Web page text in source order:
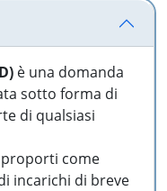
è una domanda
sotto forma di
di qualsiasi
come
incarichi di breve